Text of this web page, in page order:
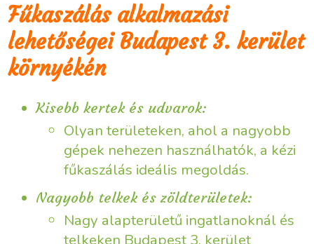
Fűkaszálás alkalmazási
lehetőségei Budapest 3. kerület
környékén
Kisebb kertek és udvarok:
Olyan területeken, ahol a nagyobb
gépek nehezen használhatók, a kézi
fűkaszálás ideális megoldás.
Nagyobb telkek és zöldterületek:
Nagy alapterületű ingatlanoknál és
telkeken Budapest 3. kerület